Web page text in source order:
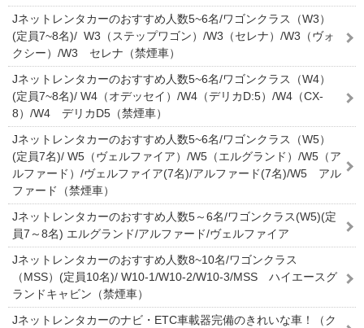
Jネットレンタカーのおすすめ人数5~6名/ワゴンクラス（W3）
(定員7~8名)/ W3（ステップワゴン）/W3（セレナ）/W3（ヴォ
クシー）/W3 セレナ（禁煙車）
Jネットレンタカーのおすすめ人数5~6名/ワゴンクラス（W4）
(定員7~8名)/ W4（オデッセイ）/W4（デリカD:5）/W4（CX-
8）/W4 デリカD5（禁煙車）
Jネットレンタカーのおすすめ人数5~6名/ワゴンクラス（W5）
(定員7名)/ W5（ヴェルファイア）/W5（エルグランド）/W5（ア
ルファード）/ヴェルファイア(7名)/アルファード(7名)/W5 アル
ファード（禁煙車）
Jネットレンタカーのおすすめ人数5～6名/ワゴンクラス(W5)(定
員7～8名) エルグランド/アルファード/ヴェルファイア
Jネットレンタカーのおすすめ人数8~10名/ワゴンクラス
（MSS）(定員10名)/ W10-1/W10-2/W10-3/MSS ハイエースグ
ランドキャビン（禁煙車）
Jネットレンタカーのナビ・ETC車載器完備のきれいな車！（ク